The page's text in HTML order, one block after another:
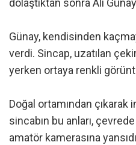
dolaştıktan sonra Ali
Günay, kendisinden
verdi. Sincap, uzatılan
yerken ortaya renkli
Doğal ortamından çıkarak
sincabın bu anları,
amatör kamerasına